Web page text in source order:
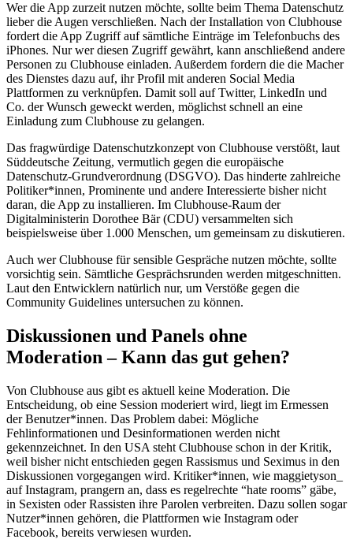
Wer die App zurzeit nutzen möchte, sollte beim Thema Datenschutz
lieber die Augen verschließen. Nach der Installation von Clubhouse
fordert die App Zugriff auf sämtliche Einträge im Telefonbuchs des
iPhones. Nur wer diesen Zugriff gewährt, kann anschließend andere
Personen zu Clubhouse einladen. Außerdem fordern die die Macher
des Dienstes dazu auf, ihr Profil mit anderen Social Media
Plattformen zu verknüpfen. Damit soll auf Twitter, LinkedIn und
Co. der Wunsch geweckt werden, möglichst schnell an eine
Einladung zum Clubhouse zu gelangen.
Das fragwürdige Datenschutzkonzept von Clubhouse verstößt, laut
Süddeutsche Zeitung, vermutlich gegen die europäische
Datenschutz-Grundverordnung (DSGVO). Das hinderte zahlreiche
Politiker*innen, Prominente und andere Interessierte bisher nicht
daran, die App zu installieren. Im Clubhouse-Raum der
Digitalministerin Dorothee Bär (CDU) versammelten sich
beispielsweise über 1.000 Menschen, um gemeinsam zu diskutieren.
Auch wer Clubhouse für sensible Gespräche nutzen möchte, sollte
vorsichtig sein. Sämtliche Gesprächsrunden werden mitgeschnitten.
Laut den Entwicklern natürlich nur, um Verstöße gegen die
Community Guidelines untersuchen zu können.
Diskussionen und Panels ohne
Moderation – Kann das gut gehen?
Von Clubhouse aus gibt es aktuell keine Moderation. Die
Entscheidung, ob eine Session moderiert wird, liegt im Ermessen
der Benutzer*innen. Das Problem dabei: Mögliche
Fehlinformationen und Desinformationen werden nicht
gekennzeichnet. In den USA steht Clubhouse schon in der Kritik,
weil bisher nicht entschieden gegen Rassismus und Seximus in den
Diskussionen vorgegangen wird. Kritiker*innen, wie maggietyson_
auf Instagram, prangern an, dass es regelrechte “hate rooms” gäbe,
in Sexisten oder Rassisten ihre Parolen verbreiten. Dazu sollen sogar
Nutzer*innen gehören, die Plattformen wie Instagram oder
Facebook, bereits verwiesen wurden.